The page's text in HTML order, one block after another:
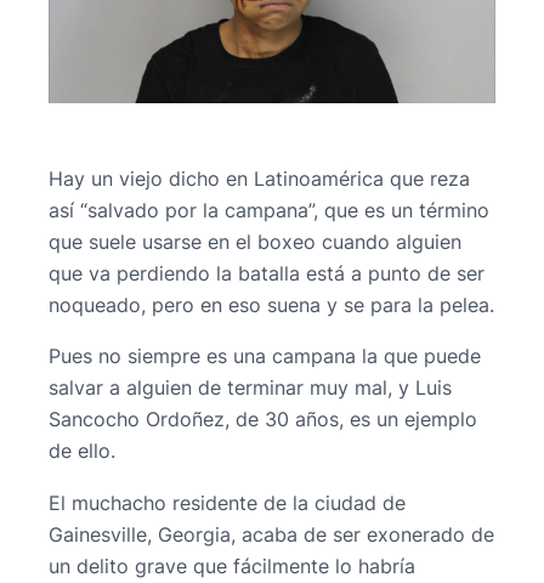
Hay un viejo dicho en Latinoamérica que reza
así “salvado por la campana”, que es un término
que suele usarse en el boxeo cuando alguien
que va perdiendo la batalla está a punto de ser
noqueado, pero en eso suena y se para la pelea.
Pues no siempre es una campana la que puede
salvar a alguien de terminar muy mal, y Luis
Sancocho Ordoñez, de 30 años, es un ejemplo
de ello.
El muchacho residente de la ciudad de
Gainesville, Georgia, acaba de ser exonerado de
un delito grave que fácilmente lo habría